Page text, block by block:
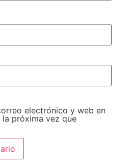
electrónico y web en
próxima vez que